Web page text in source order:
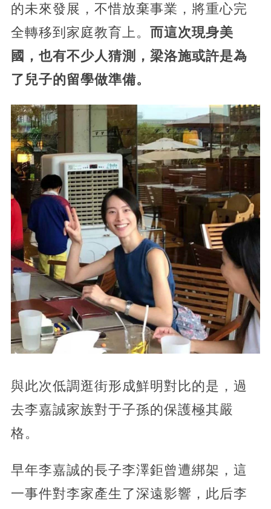
的未來發展，不惜放棄事業，將重心完
全轉移到家庭教育上。 而這次現身美
國，也有不少人猜測，梁洛施或許是為
了兒子的留學做準備。
與此次低調逛街形成鮮明對比的是，過
去李嘉誠家族對于子孫的保護極其嚴
格。
早年李嘉誠的長子李澤鉅曾遭綁架，這
一事件對李家產生了深遠影響，此后李